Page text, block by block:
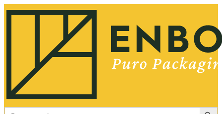
Buscar: Botón de